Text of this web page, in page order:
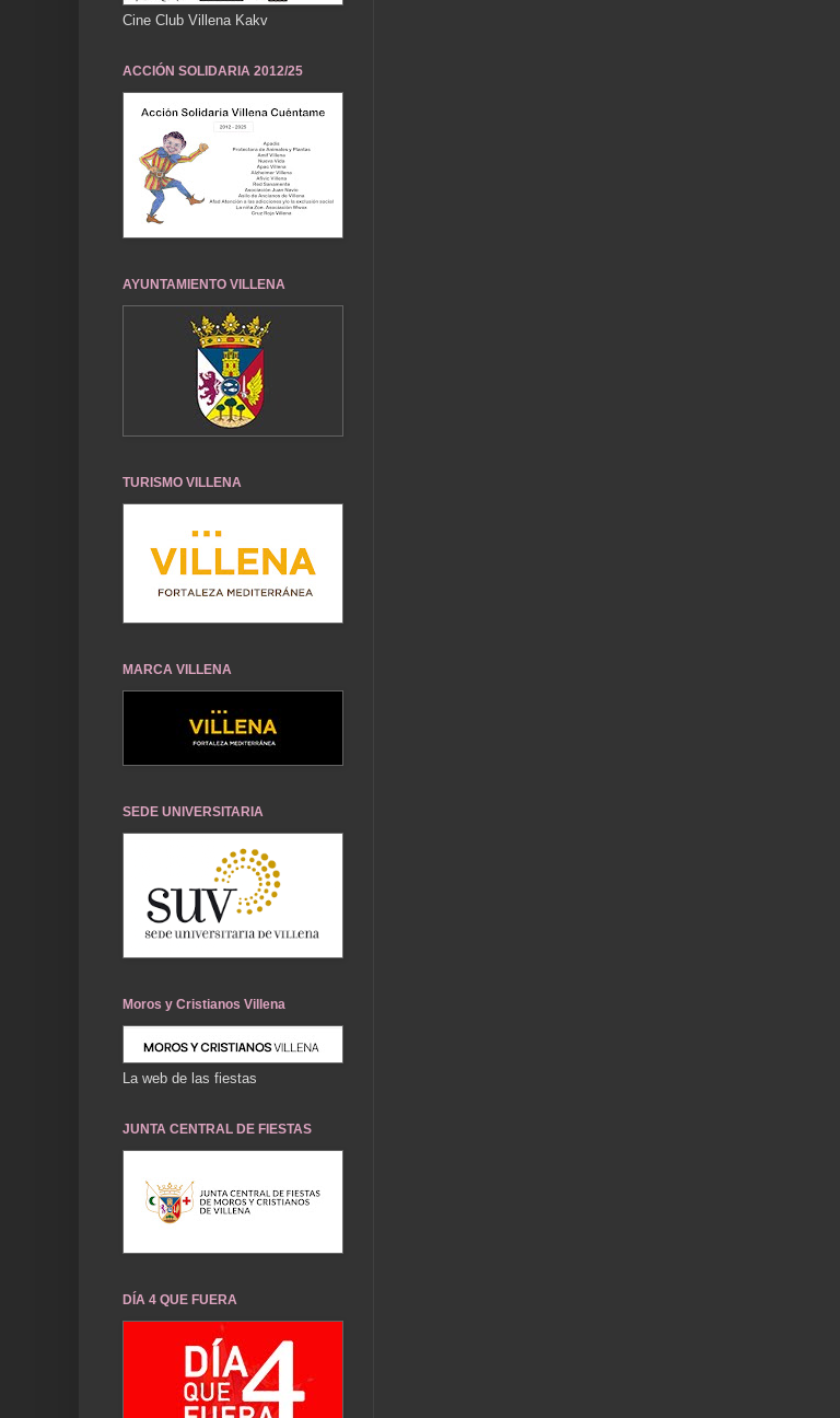
Cine Club Villena Kakv
ACCIÓN SOLIDARIA 2012/25
AYUNTAMIENTO VILLENA
TURISMO VILLENA
MARCA VILLENA
SEDE UNIVERSITARIA
Moros y Cristianos Villena
La web de las fiestas
JUNTA CENTRAL DE FIESTAS
DÍA 4 QUE FUERA